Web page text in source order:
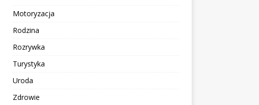
Motoryzacja
Rodzina
Rozrywka
Turystyka
Uroda
Zdrowie